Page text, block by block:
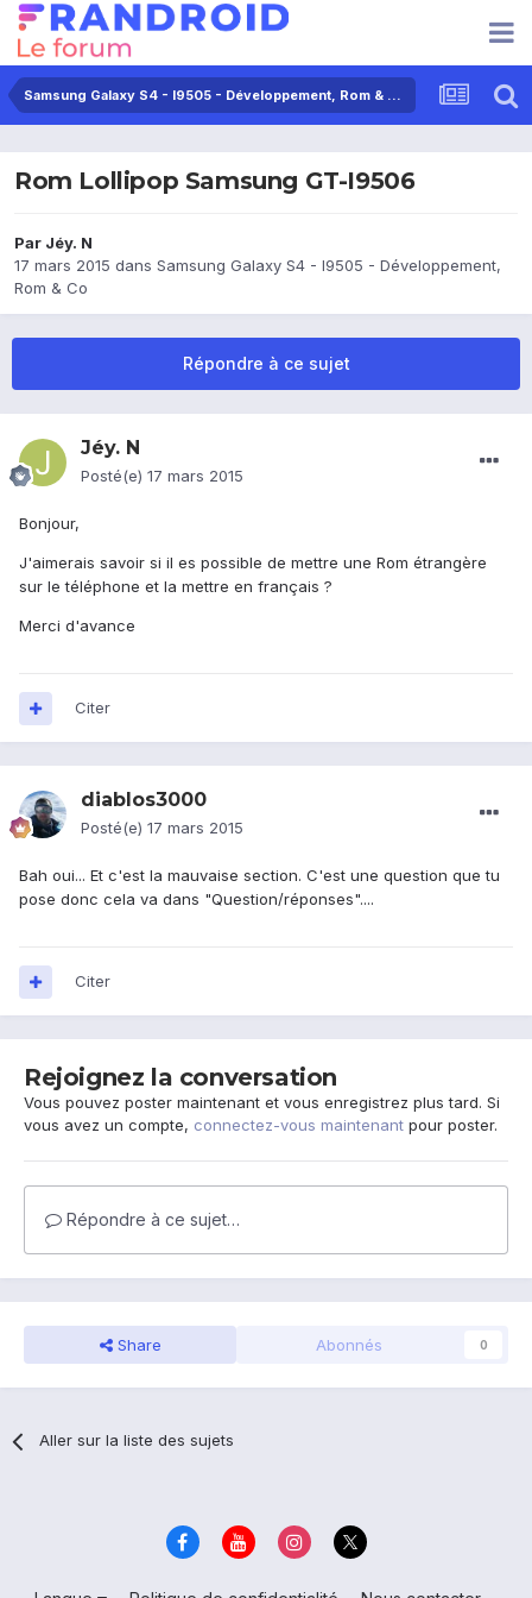
Samsung Galaxy S4 - I9505 - Développement, Rom & Co
Rom Lollipop Samsung GT-I9506
Par Jéy. N
17 mars 2015 dans Samsung Galaxy S4 - I9505 - Développement,
Rom & Co
Répondre à ce sujet
Jéy. N
Posté(e) 17 mars 2015
Bonjour,
J'aimerais savoir si il es possible de mettre une Rom étrangère
sur le téléphone et la mettre en français ?
Merci d'avance
Citer
diablos3000
Posté(e) 17 mars 2015
Bah oui... Et c'est la mauvaise section. C'est une question que tu
pose donc cela va dans "Question/réponses"....
Citer
Rejoignez la conversation
Vous pouvez poster maintenant et vous enregistrez plus tard. Si
vous avez un compte, connectez-vous maintenant pour poster.
Répondre à ce sujet…
Share Abonnés 0
Aller sur la liste des sujets